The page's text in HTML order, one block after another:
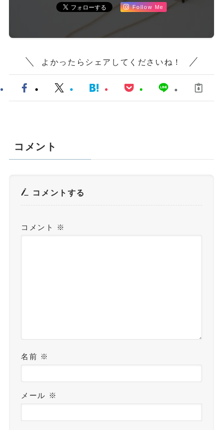
Follow Me
よかったらシェアしてくださいね！
コメント
コメントする
コメント ※
名前 ※
メール ※